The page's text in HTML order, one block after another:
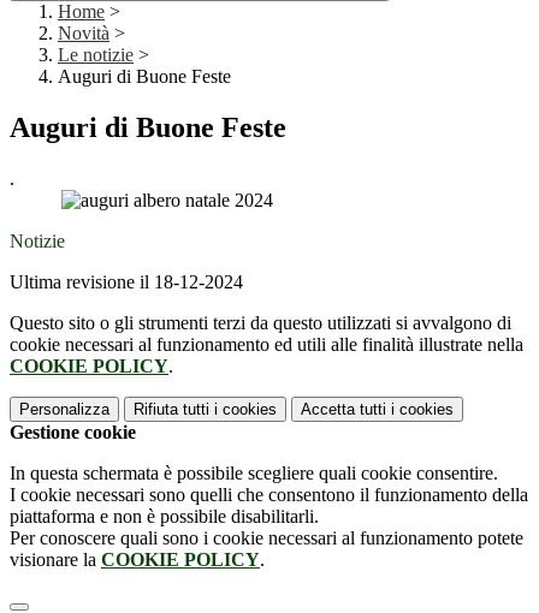
Home >
Novità >
Le notizie >
Auguri di Buone Feste
Auguri di Buone Feste
.
Notizie
Ultima revisione il 18-12-2024
Questo sito o gli strumenti terzi da questo utilizzati si avvalgono di
cookie necessari al funzionamento ed utili alle finalità illustrate nella
COOKIE POLICY.
Personalizza Rifiuta tutti i cookies Accetta tutti i cookies
Gestione cookie
In questa schermata è possibile scegliere quali cookie consentire.
I cookie necessari sono quelli che consentono il funzionamento della
piattaforma e non è possibile disabilitarli.
Per conoscere quali sono i cookie necessari al funzionamento potete
visionare la COOKIE POLICY.